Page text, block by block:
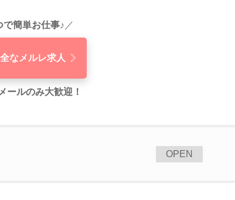
で簡単お仕事♪ ／
なメルレ求人
ールのみ大歓迎！
OPEN